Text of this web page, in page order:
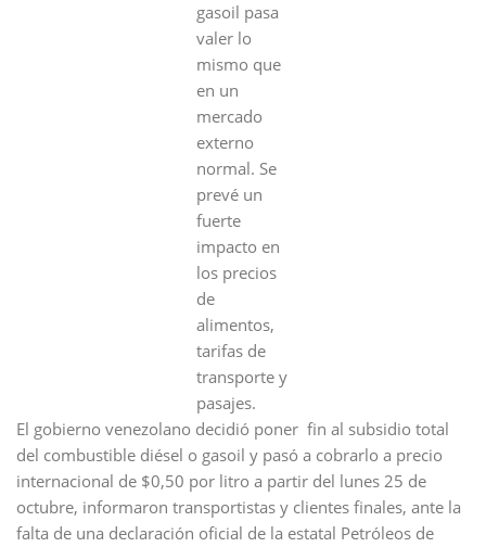
gasoil pasa
valer lo
mismo que
en un
mercado
externo
normal. Se
prevé un
fuerte
impacto en
los precios
de
alimentos,
tarifas de
transporte y
pasajes.
El gobierno venezolano decidió poner fin al subsidio total
del combustible diésel o gasoil y pasó a cobrarlo a precio
internacional de $0,50 por litro a partir del lunes 25 de
octubre, informaron transportistas y clientes finales, ante la
falta de una declaración oficial de la estatal Petróleos de